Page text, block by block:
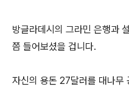
방글라데시의 그라민 은행과
쯤 들어보셨을 겁니다.
자신의 용돈 27달러를 대나무